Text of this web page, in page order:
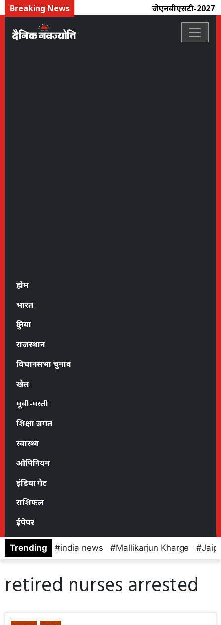
Breaking News जेएनवीएसटी-2027
होम
भारत
दुनिया
राजस्थान
विधानसभा चुनाव
खेल
मूवी-मस्ती
शिक्षा जगत
स्वास्थ्य
ओपिनियन
इंडिया गेट
राशिफल
ईपेपर
Trending india news Mallikarjun Kharge
retired nurses arrested